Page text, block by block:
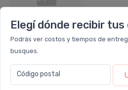
Elegí dónde recibir tus
Podrás ver costos y tiempos de
busques.
Código postal
Pack 3 Aveno Jabón Compuesto
$42.611